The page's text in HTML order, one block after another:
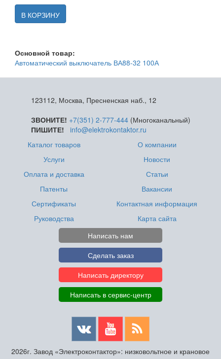
В КОРЗИНУ
Основной товар:
Автоматический выключатель ВА88-32 100А
123112, Москва, Пресненская наб., 12
ЗВОНИТЕ! +7(351) 2-777-444(Многоканальный)
ПИШИТЕ!
info@elektrokontaktor.ru
Каталог товаров
Услуги
Оплата и доставка
Патенты
Сертификаты
Руководства
О компании
Новости
Статьи
Вакансии
Контактная информация
Карта сайта
Написать нам
Сделать заказ
Написать директору
Написать в сервис-центр
2026г. Завод «Электроконтактор»: низковольтное и крановое